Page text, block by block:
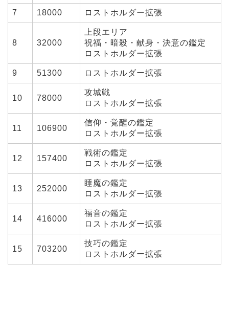
7 18000 ロストホルダー拡張
8 32000
上段エリア
祝福・暗殺・献身・決意の鑑定
ロストホルダー拡張
9 51300 ロストホルダー拡張
10 78000
攻城戦
ロストホルダー拡張
11 106900
信仰・覚醒の鑑定
ロストホルダー拡張
12 157400
戦術の鑑定
ロストホルダー拡張
13 252000
睡魔の鑑定
ロストホルダー拡張
14 416000
福音の鑑定
ロストホルダー拡張
15 703200
技巧の鑑定
ロストホルダー拡張